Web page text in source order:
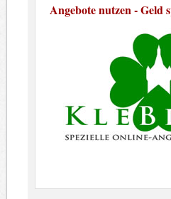
Angebote nutzen - Geld